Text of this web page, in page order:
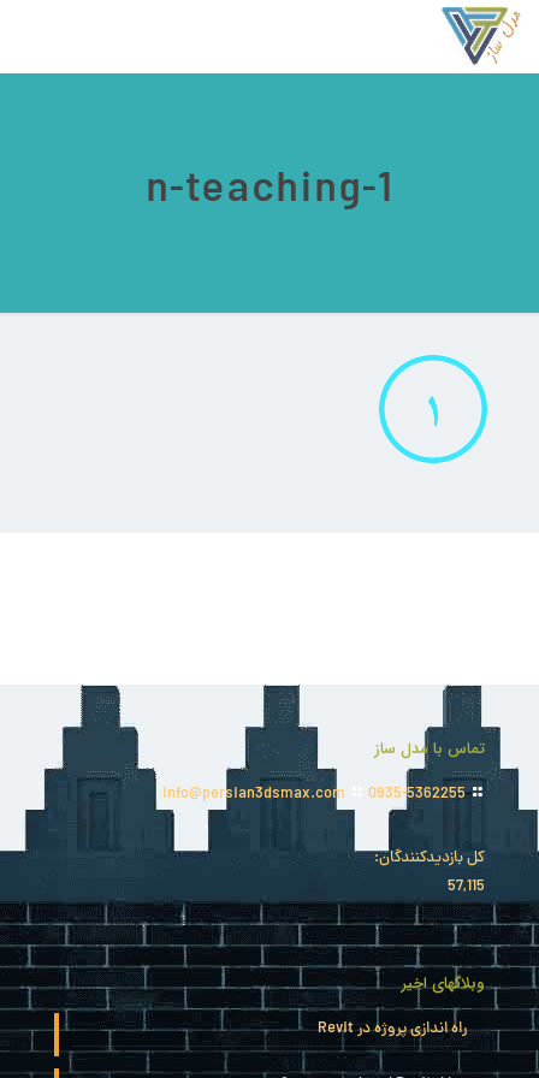
1-n-teaching
تماس با مدل ساز
0935-5362255
کل بازدیدکنند‌گان:
57,115
وبلاگهای اخیر
راه اندازی پروژه در Revit